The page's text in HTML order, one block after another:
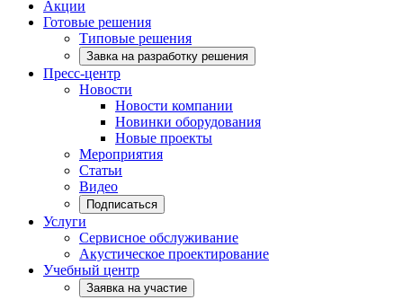
Акции
Готовые решения
Типовые решения
Завка на разработку решения
Пресс-центр
Новости
Новости компании
Новинки оборудования
Новые проекты
Мероприятия
Статьи
Видео
Подписаться
Услуги
Сервисное обслуживание
Акустическое проектирование
Учебный центр
Заявка на участие